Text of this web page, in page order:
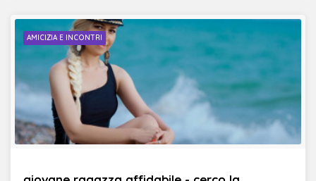
AMICIZIA E INCONTRI